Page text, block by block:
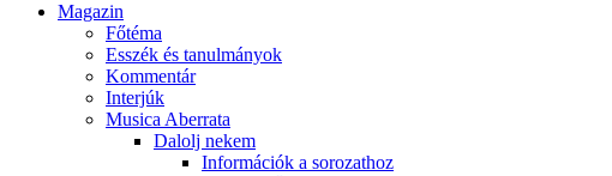
Magazin
Főtéma
Esszék és tanulmányok
Kommentár
Interjúk
Musica Aberrata
Dalolj nekem
Információk a sorozathoz